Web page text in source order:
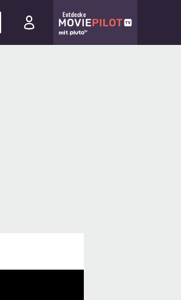
Entdecke